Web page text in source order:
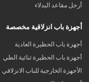
أرجل مقاعد البدلاء
أجهزة باب انزلاقية مخصصة
أجهزة باب الحظيرة العادية
أجهزة باب الحظيرة ثنائية الطي
الأجهزة الخارجية للباب الانزلاقي